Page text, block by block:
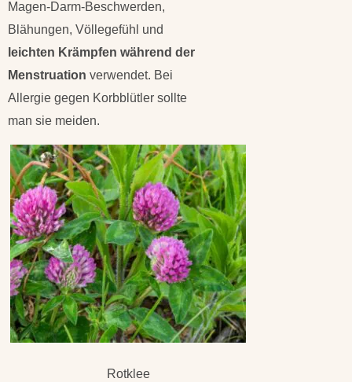
Magen-Darm-Beschwerden,
Blähungen, Völlegefühl und
leichten Krämpfen während der
Menstruation verwendet. Bei
Allergie gegen Korbblütler sollte
man sie meiden.
Rotklee